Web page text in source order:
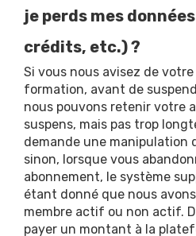
je perds mes
crédits, etc.) ?
Si vous nous avisez de
formation, avant de
nous pouvons retenir votre
suspens, mais pas trop
demande une manipulation
sinon, lorsque vous
abonnement, le système
étant donné que nous
membre actif ou non actif.
payer un montant à la